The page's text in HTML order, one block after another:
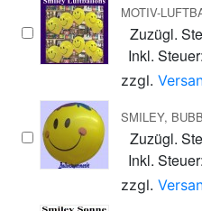
MOTIV-
Zuzügl.
Inkl. Steuer:
zzgl.
SMILEY,
Zuzügl.
Inkl. Steuer:
zzgl.